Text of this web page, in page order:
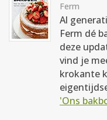
Ferm
Al
Ferm dé
deze
vind je
krokante
'Ons